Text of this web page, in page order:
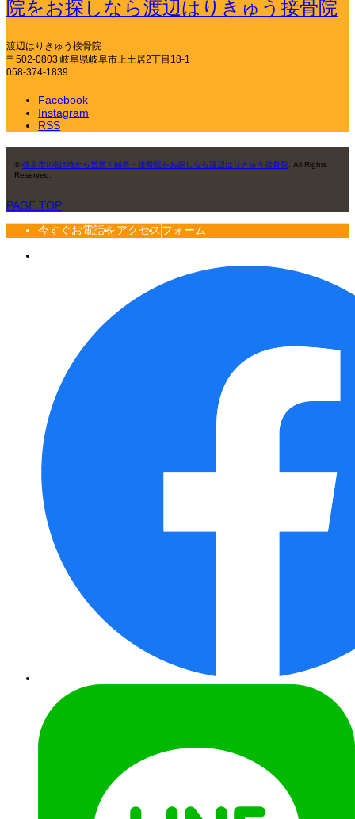
渡辺はりきゅう接骨院
〒502-0803 岐阜県岐阜市上土居2丁目18-1
058-374-1839
Facebook
Instagram
RSS
© 岐阜市の朝5時から営業！鍼灸・接骨院をお探しなら渡辺はりきゅう接骨院 . All Rights
Reserved.
PAGE TOP
今すぐお電話をアクセス フォーム